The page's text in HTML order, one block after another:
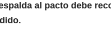
al pacto debe